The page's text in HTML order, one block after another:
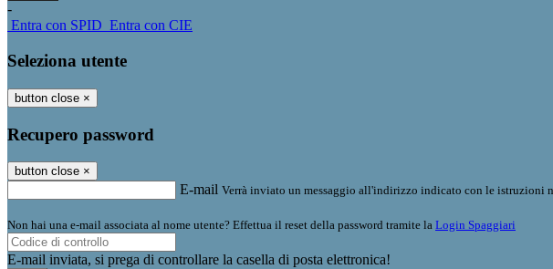
-
Entra con SPID Entra con CIE
Seleziona utente
button close ×
Recupero password
button close ×
E-mail Verrà inviato un messaggio all'indirizzo indicato con le istruzioni
Non hai una e-mail associata al nome utente? Effettua il reset della password tramite la Login Spaggiari
E-mail inviata, si prega di controllare la casella di posta elettronica!